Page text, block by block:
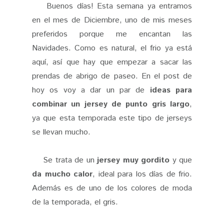
Buenos días! Esta semana ya entramos
en el mes de Diciembre, uno de mis meses
preferidos porque me encantan las
Navidades. Como es natural, el frio ya está
aquí, así que hay que empezar a sacar las
prendas de abrigo de paseo. En el post de
hoy os voy a dar un par de ideas para
combinar un jersey de punto gris largo,
ya que esta temporada este tipo de jerseys
se llevan mucho.
Se trata de unjersey muy gordito y que
da mucho calor, ideal para los días de frio.
Además es de uno de los colores de moda
de la temporada, el gris.